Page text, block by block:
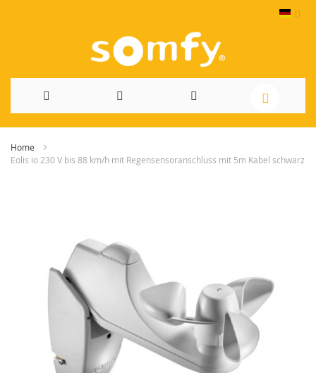
Direkt
zumHome
Eolis io 230 V bis 88 km/h mit Regensensoranschluss mit 5m Kabel schwarz